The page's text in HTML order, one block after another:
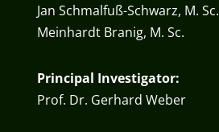
Jan Schmalfuß-Schwarz, M. Sc.
Meinhardt Branig, M. Sc.
Principal Investigator:
Prof. Dr. Gerhard Weber